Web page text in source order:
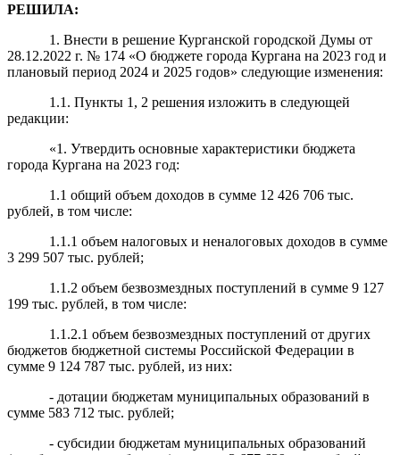
РЕШИЛА:
1. Внести в решение Курганской городской Думы от
28.12.2022 г. № 174 «О бюджете города Кургана на 2023 год и
плановый период 2024 и 2025 годов» следующие изменения:
1.1. Пункты 1, 2 решения изложить в следующей
редакции:
«1. Утвердить основные характеристики бюджета
города Кургана на 2023 год:
1.1 общий объем доходов в сумме 12 426 706 тыс.
рублей, в том числе:
1.1.1 объем налоговых и неналоговых доходов в сумме
3 299 507 тыс. рублей;
1.1.2 объем безвозмездных поступлений в сумме 9 127
199 тыс. рублей, в том числе:
1.1.2.1 объем безвозмездных поступлений от других
бюджетов бюджетной системы Российской Федерации в
сумме 9 124 787 тыс. рублей, из них:
- дотации бюджетам муниципальных образований в
сумме 583 712 тыс. рублей;
- субсидии бюджетам муниципальных образований